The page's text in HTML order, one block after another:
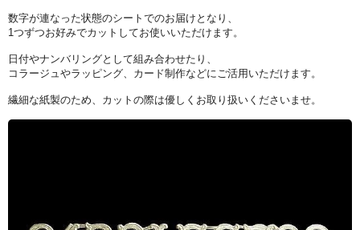
数字が連なった状態のシートでのお届けとなり、
1つずつお好みでカットしてお使いいただけます。
日付やナンバリングとして組み合わせたり、
コラージュやラッピング、カード制作などにご活用いただけます。
繊細な紙製のため、カットの際は優しくお取り扱いくださいませ。